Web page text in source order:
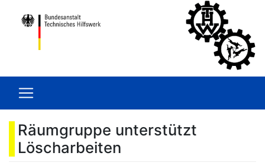
Räumgruppe unterstützt
Löscharbeiten